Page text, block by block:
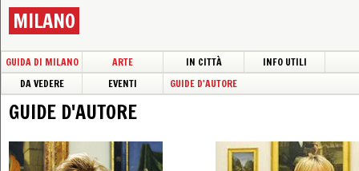
MILANO
GUIDA DI MILANO ARTE IN CITTÀ
INFO UTILI
DA VEDERE
EVENTI GUIDE D'AUTORE
GUIDE D'AUTORE